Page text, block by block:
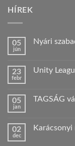
HÍREK
05
jún
Nyári
Nyári
23
febr
Unity
Unity
bejegyzéshez
05
jan
TAGSÁG
TAGSÁG
02
dec
Karácsonyi